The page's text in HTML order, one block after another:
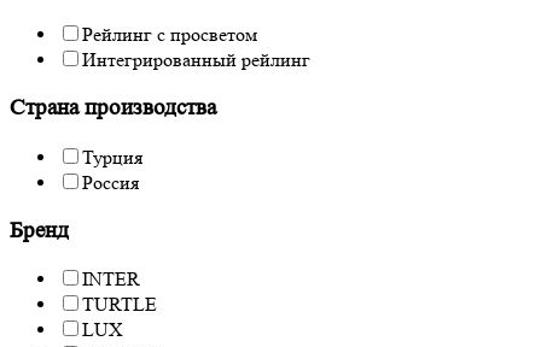
Рейлинг с просветом
Интегрированный рейлинг
Страна производства
Турция
Россия
Бренд
INTER
TURTLE
LUX